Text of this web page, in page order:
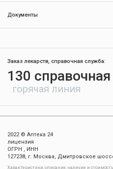
Документы
Заказ лекарств, справочная служба:
130
горячая линия
2022 © Аптека 24
лицензия
ОГРН , ИНН
127238, г. Москва, Дмитровское
Xарактеристики, описание, наличие и